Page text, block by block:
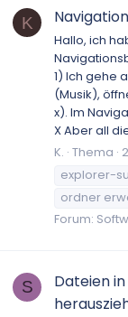
K
Hallo, ich
1) Ich gehe
(Musik),
x). Im
X Aber all
K. Thema
explorer-
ordner
Forum:
S
Dateien